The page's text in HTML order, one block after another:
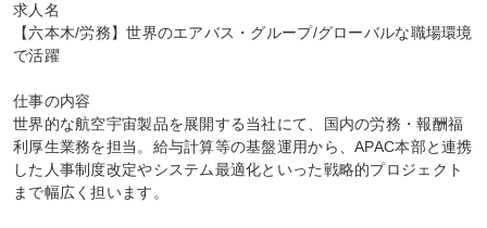
求人名
【六本木/労務】世界のエアバス・グループ/グローバルな職場環境
で活躍
仕事の内容
世界的な航空宇宙製品を展開する当社にて、国内の労務・報酬福
利厚生業務を担当。給与計算等の基盤運用から、APAC本部と連携
した人事制度改定やシステム最適化といった戦略的プロジェクト
まで幅広く担います。